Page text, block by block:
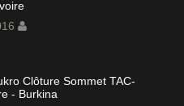
Clôture Sommet TAC-
- Burkina